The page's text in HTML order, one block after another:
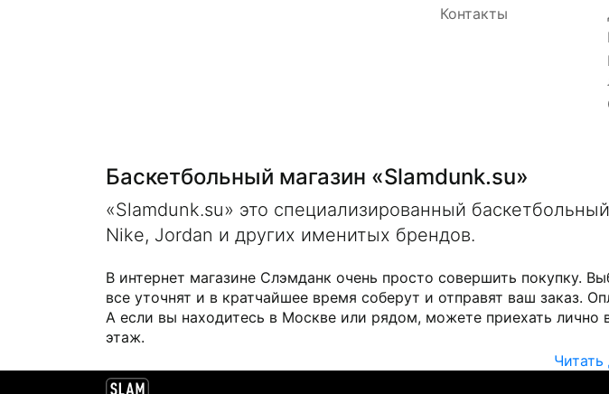
Контакты
Баскетбольный магазин «Slamdunk.su»
«Slamdunk.su» это специализированный
Nike, Jordan и других именитых брендов.
В интернет магазине Слэмданк очень просто совершить покупку.
все уточнят и в кратчайшее время соберут и отправят ваш заказ.
А если вы находитесь в Москве или рядом, можете приехать
этаж.